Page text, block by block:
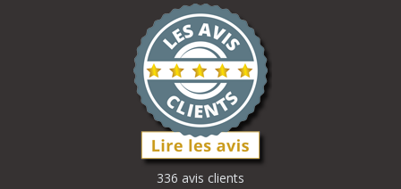
336 avis clients